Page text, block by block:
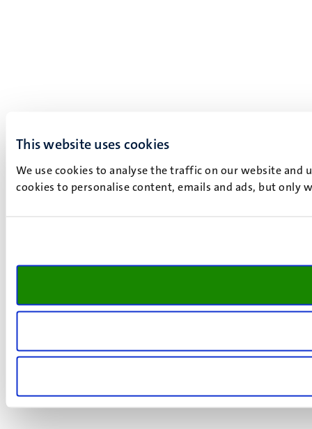
This website uses cookies
We use cookies to analyse the traffic on our website and
cookies to personalise content, emails and ads, but only